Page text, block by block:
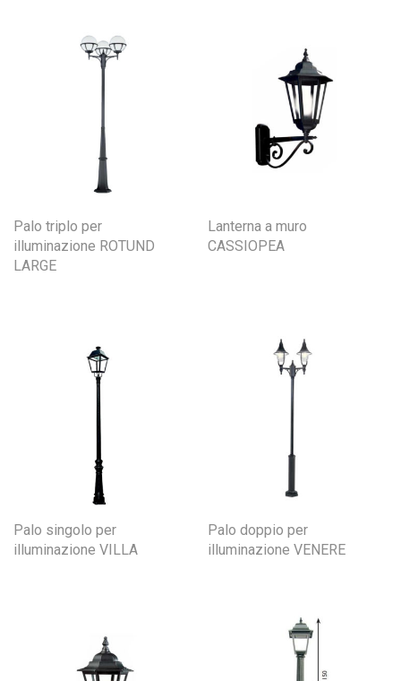
Palo triplo per
illuminazione ROTUND
LARGE
Lanterna a muro
CASSIOPEA
Palo singolo per
illuminazione VILLA
Palo doppio per
illuminazione VENERE